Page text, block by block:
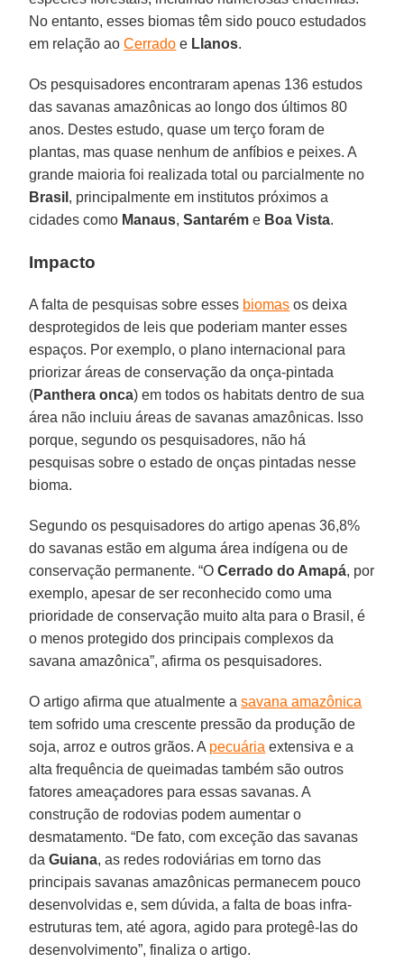
No entanto, esses biomas têm sido pouco estudados
em relação aoCerrado e Llanos.
Os pesquisadores encontraram apenas 136 estudos
das savanas amazônicas ao longo dos últimos 80
anos. Destes estudo, quase um terço foram de
plantas, mas quase nenhum de anfíbios e peixes. A
grande maioria foi realizada total ou parcialmente no
Brasil , principalmente em institutos próximos a
cidades como Manaus,Santarém e Boa Vista.
Impacto
A falta de pesquisas sobre esses biomas os deixa
desprotegidos de leis que poderiam manter esses
espaços. Por exemplo, o plano internacional para
priorizar áreas de conservação da onça-pintada
(Panthera onca) em todos os habitats dentro de sua
área não incluiu áreas de savanas amazônicas. Isso
porque, segundo os pesquisadores, não há
pesquisas sobre o estado de onças pintadas nesse
bioma.
Segundo os pesquisadores do artigo apenas 36,8%
do savanas estão em alguma área indígena ou de
conservação permanente. “OCerrado do Amapá, por
exemplo, apesar de ser reconhecido como uma
prioridade de conservação muito alta para o Brasil, é
o menos protegido dos principais complexos da
savana amazônica”, afirma os pesquisadores.
O artigo afirma que atualmente asavana amazônica
tem sofrido uma crescente pressão da produção de
soja, arroz e outros grãos. A pecuária extensiva e a
alta frequência de queimadas também são outros
fatores ameaçadores para essas savanas. A
construção de rodovias podem aumentar o
desmatamento. “De fato, com exceção das savanas
daGuiana, as redes rodoviárias em torno das
principais savanas amazônicas permanecem pouco
desenvolvidas e, sem dúvida, a falta de boas infra-
estruturas tem, até agora, agido para protegê-las do
desenvolvimento”, finaliza o artigo.